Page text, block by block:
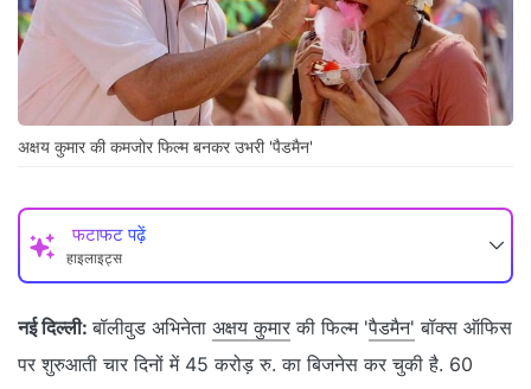
अक्षय कुमार की कमजोर फिल्म बनकर उभरी 'पैडमैन'
फटाफट पढ़ें
हाइलाइट्स
नई दिल्ली: बॉलीवुड अभिनेता अक्षय कुमार की फिल्म 'पैडमैन' बॉक्स ऑफिस
पर शुरुआती चार दिनों में 45 करोड़ रु. का बिजनेस कर चुकी है. 60